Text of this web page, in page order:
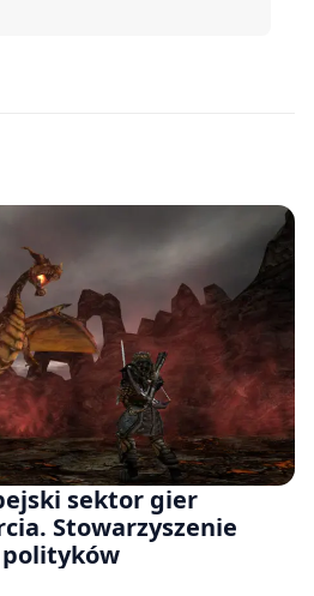
sektor gier
Stowarzyszenie
polityków